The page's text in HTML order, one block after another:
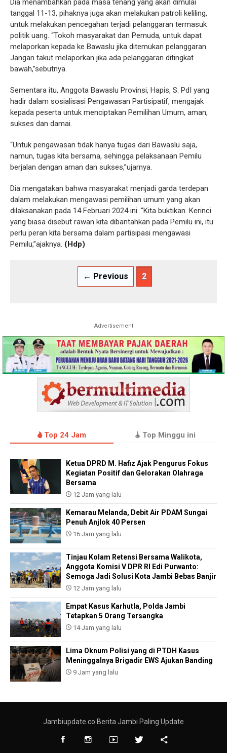
Dia menambahkan pada masa tenang yang akan dimulai
tanggal 11-13, pihaknya juga akan melakukan patroli keliling,
untuk melakukan pencegahan terjadi pelanggaran termasuk
politik uang. “Tokoh masyarakat dan Pemuda, untuk dapat
melaporkan kepada ke Bawaslu jika ditemukan pelanggaran.
Jangan takut melaporkan jika ada pelanggaran ditingkat
bawah,”sebutnya.
Sementara itu, Anggota Bawaslu Provinsi, Hapis, S. PdI yang
hadir dalam sosialisasi Pengawasan Partisipatif, mengajak
kepada peserta untuk menciptakan Pemilihan Umum, aman,
sukses dan damai.
“Untuk pengawasan tidak hanya tugas dari Bawaslu saja,
namun, tugas kita bersama, sehingga pelaksanaan Pemilu
berjalan dengan aman dan sukses,”ujarnya.
Dia mengatakan bahwa masyarakat menjadi garda terdepan
dalam melakukan mengawasi pemilihan umum yang akan
dilaksanakan pada 14 Februari 2024 ini. “Kita buktikan. Kerinci
yang biasa disebut rawan kita dibantahkan pada Pemilu ini, itu
perlu peran kita bersama dalam partisipasi mengawasi
Pemilu,”ajaknya. (Hdp)
← Previous 2
Advertisement
Top 24 Jam Top Minggu ini
Ketua DPRD M. Hafiz Ajak Pengurus Fokus
Kegiatan Positif dan Gelorakan Olahraga
Bersama
12 Jam yang lalu
Kemarau Melanda, Debit Air PDAM Sungai
Penuh Anjlok 40 Persen
16 Jam yang lalu
Tinjau Kolam Retensi Bersama Walikota,
Anggota Komisi V DPR RI Edi Purwanto:
Semoga Jadi Solusi Kota Jambi Bebas Banjir
12 Jam yang lalu
Empat Kasus Karhutla, Polda Jambi
Tetapkan 5 Orang Tersangka
14 Jam yang lalu
Lima Oknum Polisi yang di PTDH Kasus
Meninggalnya Brigadir EWS Ajukan Banding
9 Jam yang lalu
Jambiupdate.co Berita Jambi Paling Update